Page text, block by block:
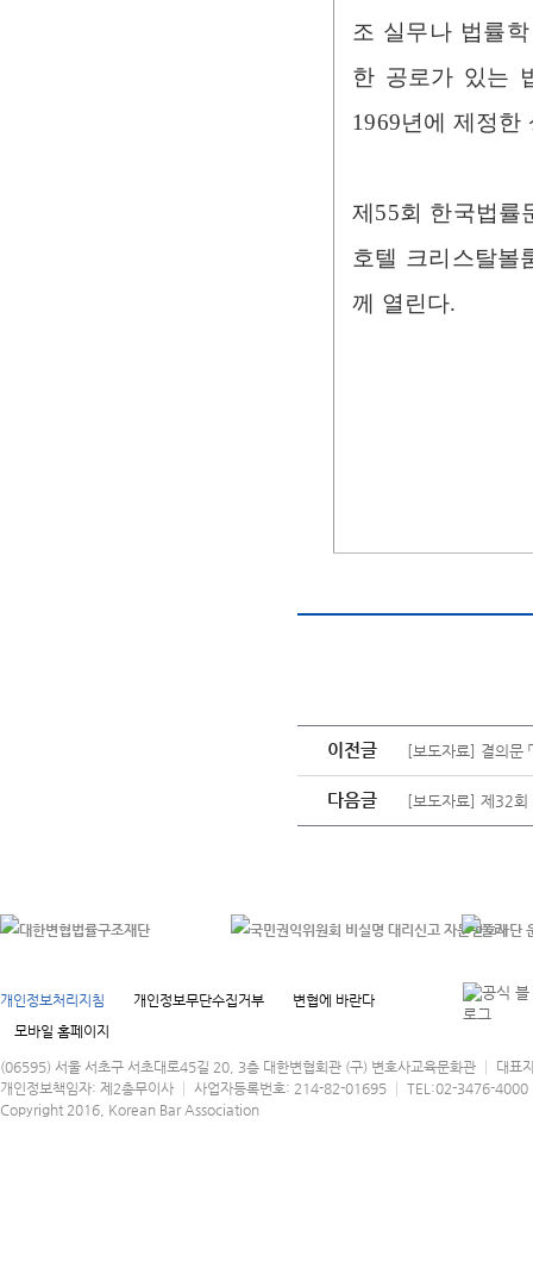
조 실무나 법률
한 공로가 있는
1969년에 제정한
제55회 한국법률
호텔 크리스탈볼
께 열린다.
이전글 [보도자료] 결의문
다음글 [보도자료] 제32회
개인정보처리지침 개인정보무단수집거부
변협에 바란다
모바일 홈페이지
(06595) 서울 서초구 서초대로45길 20, 3층 대한변협회관 (구) 변호사교육문화관 │ 대표
개인정보책임자: 제2총무이사 │ 사업자등록번호: 214-82-01695 │ TEL:02-3476-
Copyright 2016, Korean Bar Association